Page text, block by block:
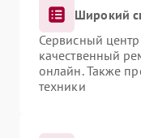
Широкий
Сервисный
качественный
онлайн. Также
техники